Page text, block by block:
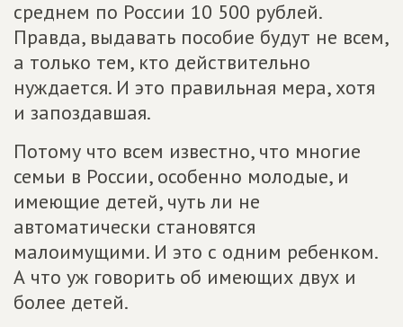
среднем по России 10 500 рублей.
Правда, выдавать пособие будут не всем,
а только тем, кто действительно
нуждается. И это правильная мера, хотя
и запоздавшая.
Потому что всем известно, что многие
семьи в России, особенно молодые, и
имеющие детей, чуть ли не
автоматически становятся
малоимущими. И это с одним ребенком.
А что уж говорить об имеющих двух и
более детей.